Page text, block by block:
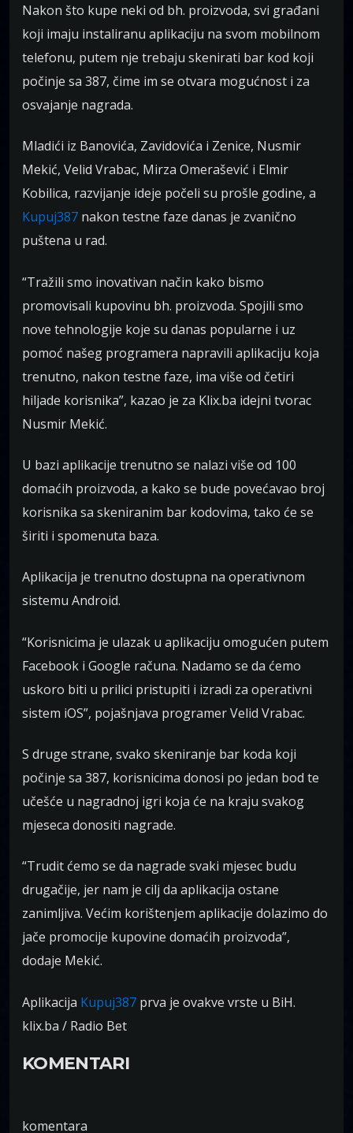
Nakon što kupe neki od bh. proizvoda, svi građani
koji imaju instaliranu aplikaciju na svom mobilnom
telefonu, putem nje trebaju skenirati bar kod koji
počinje sa 387, čime im se otvara mogućnost i za
osvajanje nagrada.
Mladići iz Banovića, Zavidovića i Zenice, Nusmir
Mekić, Velid Vrabac, Mirza Omerašević i Elmir
Kobilica, razvijanje ideje počeli su prošle godine, a
Kupuj387 nakon testne faze danas je zvanično
puštena u rad.
“Tražili smo inovativan način kako bismo
promovisali kupovinu bh. proizvoda. Spojili smo
nove tehnologije koje su danas popularne i uz
pomoć našeg programera napravili aplikaciju koja
trenutno, nakon testne faze, ima više od četiri
hiljade korisnika”, kazao je za Klix.ba idejni tvorac
Nusmir Mekić.
U bazi aplikacije trenutno se nalazi više od 100
domaćih proizvoda, a kako se bude povećavao broj
korisnika sa skeniranim bar kodovima, tako će se
širiti i spomenuta baza.
Aplikacija je trenutno dostupna na operativnom
sistemu Android.
“Korisnicima je ulazak u aplikaciju omogućen putem
Facebook i Google računa. Nadamo se da ćemo
uskoro biti u prilici pristupiti i izradi za operativni
sistem iOS”, pojašnjava programer Velid Vrabac.
S druge strane, svako skeniranje bar koda koji
počinje sa 387, korisnicima donosi po jedan bod te
učešće u nagradnoj igri koja će na kraju svakog
mjeseca donositi nagrade.
“Trudit ćemo se da nagrade svaki mjesec budu
drugačije, jer nam je cilj da aplikacija ostane
zanimljiva. Većim korištenjem aplikacije dolazimo do
jače promocije kupovine domaćih proizvoda”,
dodaje Mekić.
Aplikacija Kupuj387 prva je ovakve vrste u BiH.
klix.ba / Radio Bet
KOMENTARI
komentara